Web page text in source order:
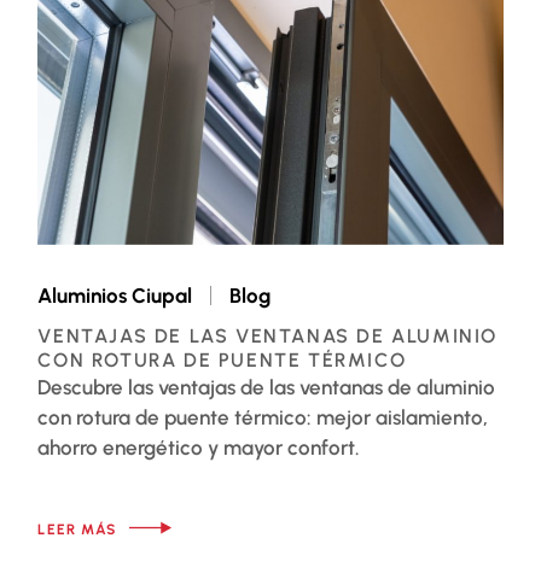
Aluminios Ciupal Blog
VENTAJAS DE LAS VENTANAS DE ALUMINIO
CON ROTURA DE PUENTE TÉRMICO
Descubre las ventajas de las ventanas de aluminio
con rotura de puente térmico: mejor aislamiento,
ahorro energético y mayor confort.
LEER MÁS